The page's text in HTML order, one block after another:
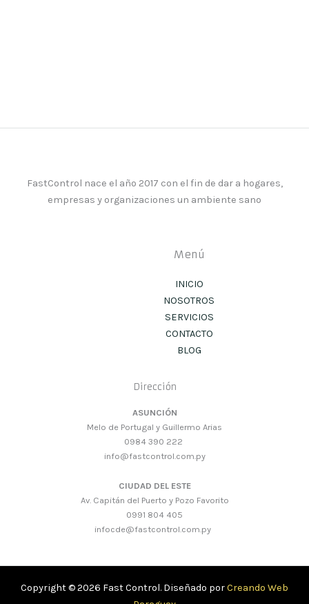
FastControl nace el año 2017 con el fin de dar a hogares,
empresas y organizaciones un ambiente sano
Menú
INICIO
NOSOTROS
SERVICIOS
CONTACTO
BLOG
Dirección
ASUNCIÓN
Melo de Portugal y Guillermo Arias
0984 390 222
info@fastcontrol.com.py
CIUDAD DEL ESTE
Av. Capitán del Puerto y Pozo Favorito
0991 804 405
infocde@fastcontrol.com.py
Copyright © 2026 Fast Control. Diseñado porCreando Web